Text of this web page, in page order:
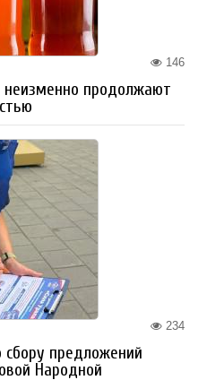
146
неизменно продолжают
234
предложений
Народной